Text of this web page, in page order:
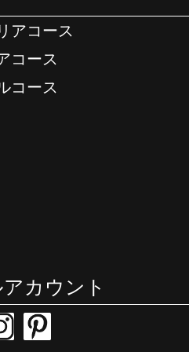
アコース
コース
コース
カウント